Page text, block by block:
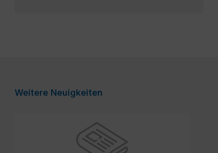
Weitere Neuigkeiten